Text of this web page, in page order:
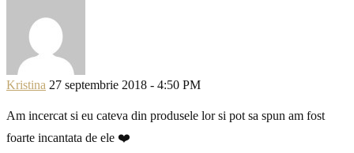
Kristina 27 septembrie 2018 - 4:50 PM
Am incercat si eu cateva din produsele lor si pot sa spun am fost
foarte incantata de ele ❤️